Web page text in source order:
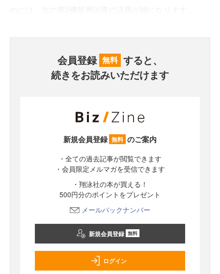
会員登録 無料 すると、
続きをお読みいただけます
新規会員登録 無料 のご案内
・全ての過去記事が閲覧できます
・会員限定メルマガを受信できます
・翔泳社の本が買える！
500円分のポイントをプレゼント
メールバックナンバー
新規会員登録 無料
ログイン